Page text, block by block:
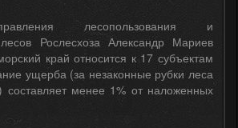
лесопользования и
лесов Рослесхоза Александр Мариев
край относится к 17 субъектам
ущерба (за незаконные рубки леса
менее 1% от наложенных